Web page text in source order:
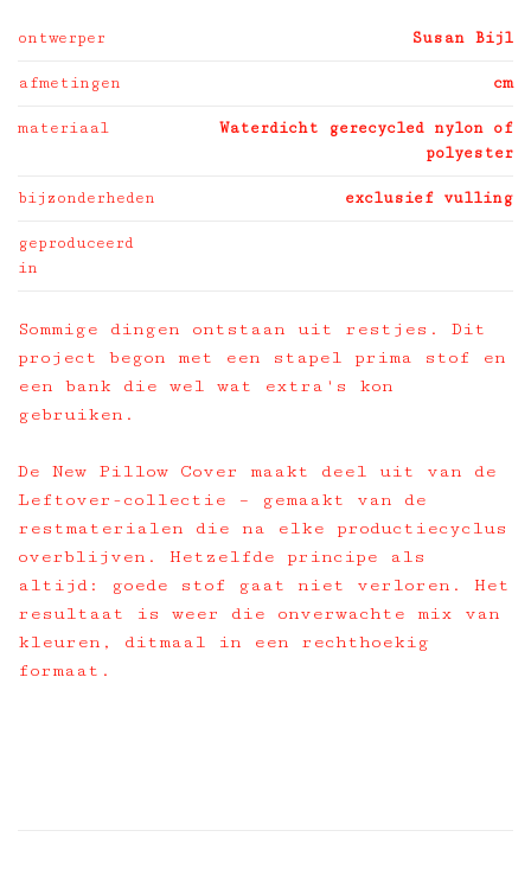
ontwerper Susan Bijl
afmetingen cm
materiaal
Waterdicht gerecycled nylon of
polyester
bijzonderheden exclusief vulling
geproduceerd
in
Sommige dingen ontstaan uit restjes. Dit
project begon met een stapel prima stof en
een bank die wel wat extra's kon
gebruiken.
De New Pillow Cover maakt deel uit van de
Leftover-collectie – gemaakt van de
restmaterialen die na elke productiecyclus
overblijven. Hetzelfde principe als
altijd: goede stof gaat niet verloren. Het
resultaat is weer die onverwachte mix van
kleuren, ditmaal in een rechthoekig
formaat.